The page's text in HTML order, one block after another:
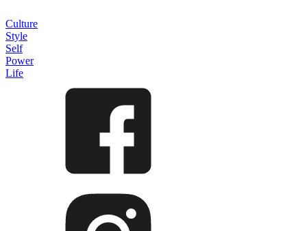
Culture
Style
Self
Power
Life